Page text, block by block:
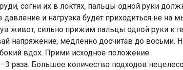
согни их в локтях, пальцы одной руки
давление и нагрузка будет приходиться не на
живот, сильно прижим пальцы одной руки к
напряжение, медленно досчитав до восьми.
вдох. Прими исходное положение.
раза. Большее количество подходов